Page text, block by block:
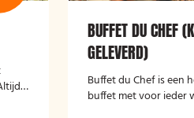
BUFFET DU CHEF
GELEVERD)
Buffet du Chef is een
buffet met voor ieder